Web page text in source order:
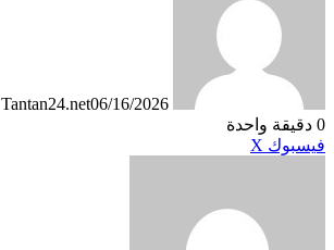
Tantan24.net06/16/2026
0 دقيقة واحدة
فيسبوك X